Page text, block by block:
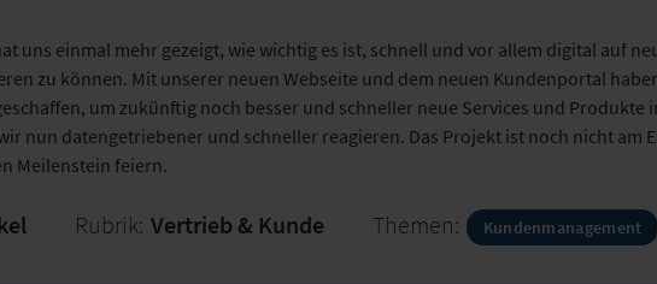
uns einmal mehr gezeigt, wie wichtig es ist, schnell und vor allem digital auf
zu können. Mit unserer neuen Webseite und dem neuen Kundenportal
um zukünftig noch besser und schneller neue Services und Produkte
nun datengetriebener und schneller reagieren. Das Projekt ist noch nicht am
Meilenstein feiern.
Rubrik: Vertrieb & Kunde Themen: Kundenmanagement